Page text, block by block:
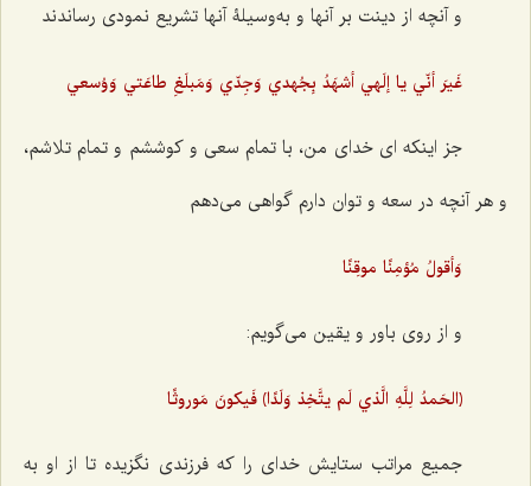
و آنچه از دینت بر آنها و به‌وسیلۀ آنها تشریع نمودی رساندند
غَيرَ أنّي يا إلَهي أشهَدُ بِجُهدي وَجِدّي وَمَبلَغِ طاعَتي وَوُسعي
جز اینکه ای خدای من، با تمام سعی و کوششم و تمام تلاشم،
و هر آنچه در سعه و توان دارم گواهی می‌دهم
وَأقولُ مُؤمِنًا موقِنًا
و از روی باور و یقین می‌گویم:
﴿الحَمدُ لِلَّهِ الَّذي لَم يتَّخِذ وَلَدًا﴾ فَيكونَ مَوروثًا
جمیع مراتب ستایش خدای را که فرزندی نگزیده تا از او به